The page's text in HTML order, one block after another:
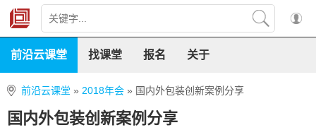
前沿云课堂 找课堂 报名 关于
前沿云课堂 » 2018年会 » 国内外包装创新案例分享
国内外包装创新案例分享